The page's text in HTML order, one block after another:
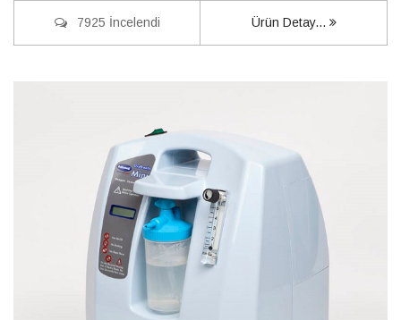
7925 İncelendi Ürün Detay...